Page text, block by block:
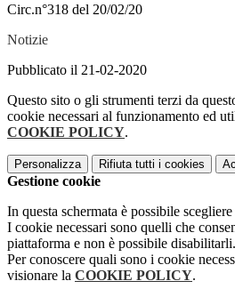
Circ.n°318 del 20/02/20
Notizie
Pubblicato il 21-02-2020
Questo sito o gli strumenti terzi da
cookie necessari al funzionamento ed
COOKIE POLICY.
Personalizza Rifiuta tutti i cookies
Gestione cookie
In questa schermata è possibile
I cookie necessari sono quelli che
piattaforma e non è possibile disabilitarli.
Per conoscere quali sono i cookie
visionare la COOKIE POLICY.